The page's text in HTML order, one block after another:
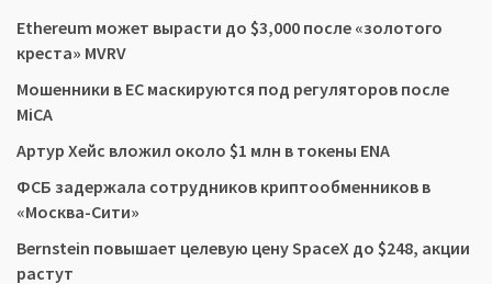
Ethereum может вырасти до $3,000 после «золотого
креста» MVRV
Мошенники в ЕС маскируются под регуляторов после
MiCA
Артур Хейс вложил около $1 млн в токены ENA
ФСБ задержала сотрудников криптообменников в
«Москва-Сити»
Bernstein повышает целевую цену SpaceX до $248, акции
растут